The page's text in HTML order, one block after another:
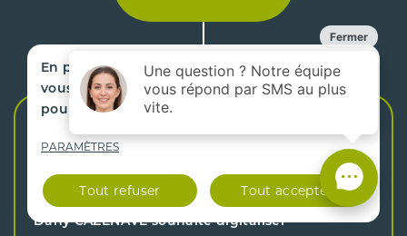
Une nécessité s’impose : compte tenu des
d’informatiser les procédures administratives et
commerciales.
Dany CAZENAVE souhaite digitaliser
En poursuivant votre navigation sur ce site,
vous acceptez que nous utilisions des cookies
pour mesurer l'audience de notre site.
PARAMÈTRES
Tout refuser Tout accepter